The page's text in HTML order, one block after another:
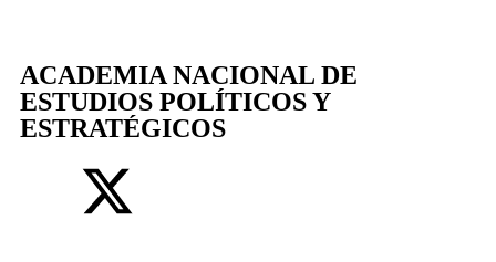
ACADEMIA NACIONAL DE
ESTUDIOS POLÍTICOS Y
ESTRATÉGICOS